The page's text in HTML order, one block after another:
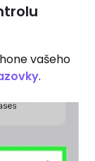
vašeho
.